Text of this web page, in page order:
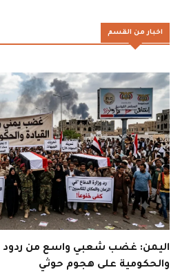
اخبار من القسم
اليمن: غضب شعبي واسع من ردود
والحكومية على هجوم حوثي